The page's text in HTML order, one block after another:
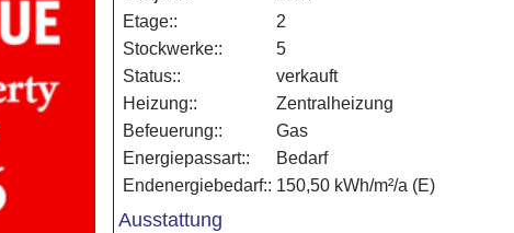
Etage::
2
Stockwerke::
5
Status::
verkauft
Heizung::
Zentralheizung
Befeuerung::
Gas
Energiepassart::
Bedarf
Endenergiebedarf:: 150,50 kWh/m²/a (E)
Ausstattung